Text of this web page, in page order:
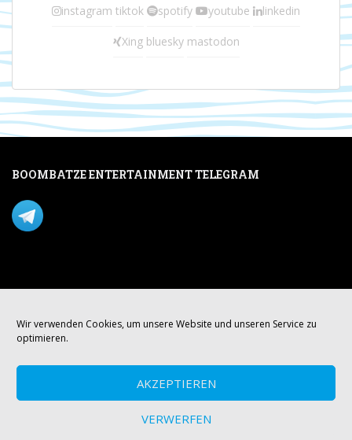
Wir verwenden Cookies, um unsere Website und unseren Service zu
optimieren.
AKZEPTIEREN
VERWERFEN
instagram tiktok spotify youtube linkedin
Xing bluesky mastodon
BOOMBATZE ENTERTAINMENT TELEGRAM